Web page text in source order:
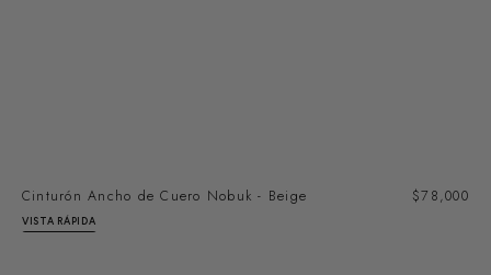
Cinturón Ancho de Cuero Nobuk - Beige
Precio
$78,000
VISTA RÁPIDA